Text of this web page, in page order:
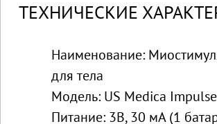
ТЕХНИЧЕСКИЕ
Наименование:
для тела
Модель: US Medica Impulse
Питание: 3В, 30 мА (1